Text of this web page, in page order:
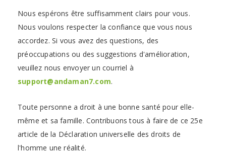
Nous espérons être suffisamment clairs pour vous.
Nous voulons respecter la confiance que vous nous
accordez. Si vous avez des questions, des
préoccupations ou des suggestions d'amélioration,
veuillez nous envoyer un courriel à
support@andaman7.com.
Toute personne a droit à une bonne santé pour elle-
même et sa famille. Contribuons tous à faire de ce 25e
article de la Déclaration universelle des droits de
l'homme une réalité.